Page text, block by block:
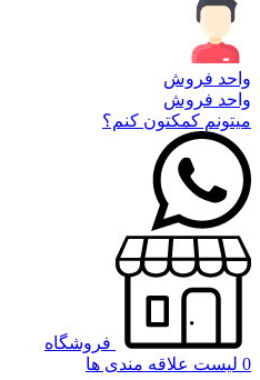
واحد فروش
واحد فروش
میتونم کمکتون کنم؟
فروشگاه
0 لیست علاقه مندی ها